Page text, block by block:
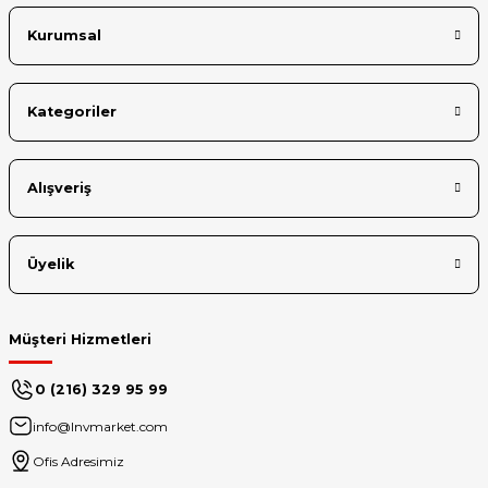
Kurumsal
Kategoriler
Alışveriş
Üyelik
Müşteri Hizmetleri
0 (216) 329 95 99
info@lnvmarket.com
Ofis Adresimiz